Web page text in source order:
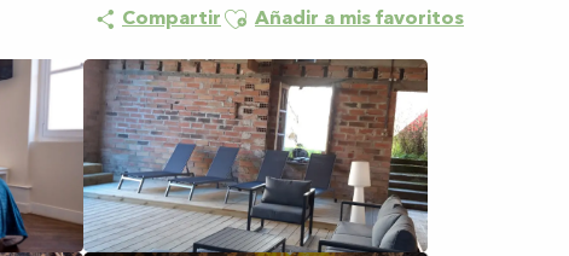
Compartir Ajouter aux favoris
Añadir a mis favoritos